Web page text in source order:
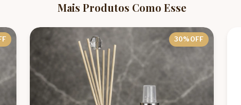
Mais Produtos Como Esse
30% OFF